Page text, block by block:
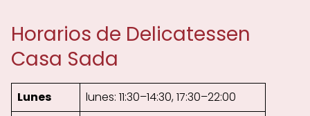
Horarios de Delicatessen
Casa Sada
Lunes
lunes: 11:30–14:30, 17:30–22:00